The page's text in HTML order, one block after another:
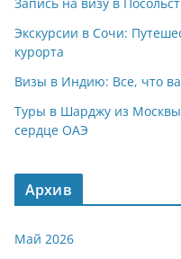
Экскурсии в Сочи:
курорта
Визы в Индию: Все, что
Туры в Шарджу из
сердце ОАЭ
Архив
Май 2026